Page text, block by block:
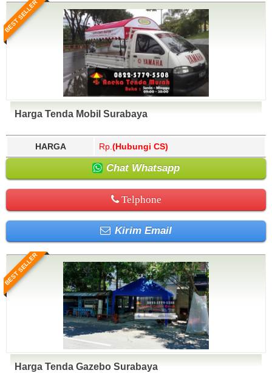
BEST SELLER
Harga Tenda Mobil Surabaya
HARGA Rp. (Hubungi CS)
Chat Whatsapp
Telphone
Kirim Email
BEST SELLER
Harga Tenda Gazebo Surabaya